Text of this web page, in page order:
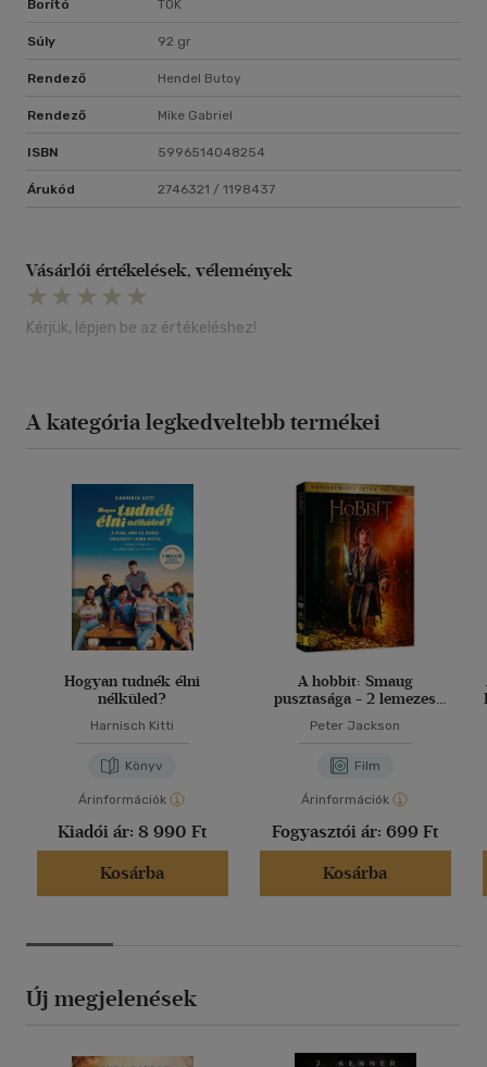
Borító TOK
Súly 92 gr
Rendező Hendel Butoy
Rendező Mike Gabriel
ISBN 5996514048254
Árukód 2746321 / 1198437
Vásárlói értékelések, vélemények
Kérjük, lépjen be az értékeléshez!
A kategória legkedveltebb termékei
Hogyan tudnék élni
nélküled?
Harnisch Kitti
Könyv
Árinformációk
Kiadói ár: 8 990 Ft
Kosárba
A hobbit: Smaug
pusztasága - 2 lemezes
Peter Jackson
Film
Árinformációk
Fogyasztói ár: 699 Ft
Kosárba
Új megjelenések